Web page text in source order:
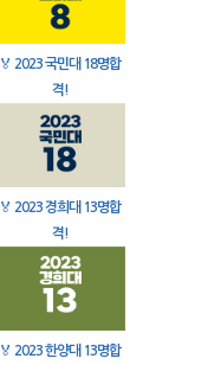
🏅 2023 국민대 18명합
격!
🏅 2023 경희대 13명합
격!
🏅 2023 한양대 13명합